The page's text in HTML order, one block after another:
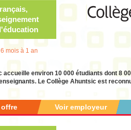
6 mois à 1 an
environ 10 000 étudiants dont 8
Le Collège Ahuntsic est
offre Voir employeur